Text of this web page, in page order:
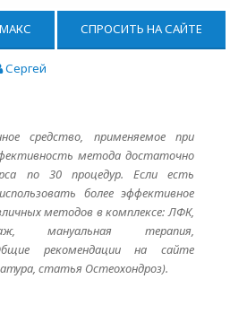
СПРОСИТЬ НА САЙТЕ
Сергей
средство, применяемое при
метода достаточно
по 30 процедур. Если есть
более эффективное
методов в комплексе: ЛФК,
мануальная терапия,
рекомендации на сайте
статья Остеохондроз).